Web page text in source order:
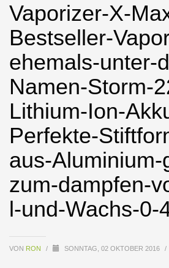
Vaporizer-X-
Bestseller-
ehemals-unter-
Namen-Storm-
Lithium-Ion-
Perfekte-
aus-Aluminium-
zum-dampfen-
l-und-Wachs-0-
VON RON / SONNTAG, 02 OKTOBER 2016 /